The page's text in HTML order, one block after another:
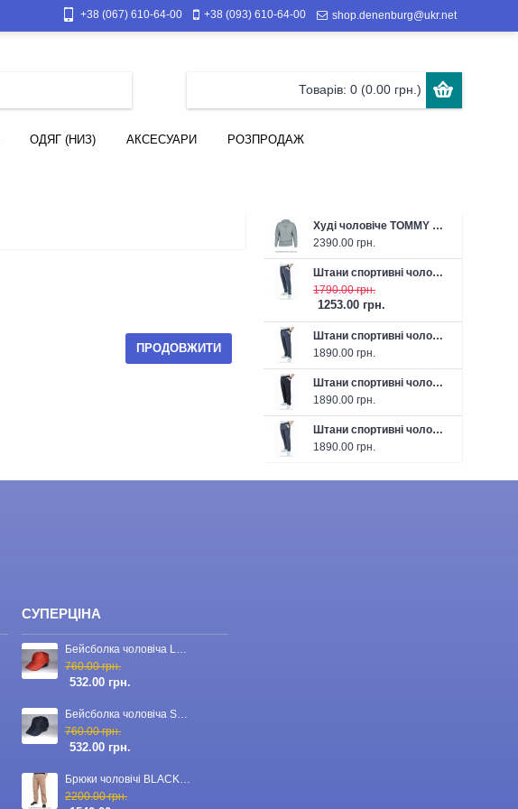
+38 (067) 610-64-00 +38 (093) 610-64-00 shop.denenburg@ukr.net
Товарів: 0 (0.00 грн.)
ОДЯГ (НИЗ) АКСЕСУАРИ РОЗПРОДАЖ
Худі чоловіче TOMMY HILFIGER 26-J3152-036 сіре
2390.00 грн.
Штани спортивні чоловічі літні FABREGAS 26-F1315P 43 темно-сірі
1790.00 грн.
1253.00 грн.
Штани спортивні чоловічі FABREGAS 26-F1319P темно-сірі
1890.00 грн.
Штани спортивні чоловічі FABREGAS 26-F1319P чорні
1890.00 грн.
Штани спортивні чоловічі FABREGAS 26-F1302P темно-сірі
1890.00 грн.
ПРОДОВЖИТИ
СУПЕРЦІНА
Бейсболка чоловіча LORO PIANA 23-CAP-110 червона
760.00 грн.
532.00 грн.
Бейсболка чоловіча STEFANO RICCI 23-CAP-03 темно-синя
760.00 грн.
532.00 грн.
Брюки чоловічі BLACKZI 24-8167 бежеві
2200.00 грн.